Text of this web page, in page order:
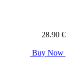
28.90 €
Buy Now